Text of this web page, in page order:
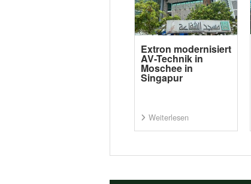
Extron modernisiert
AV-Technik in
Moschee in
Singapur
Weiterlesen